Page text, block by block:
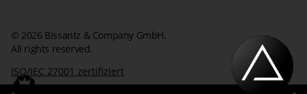
© 2026 Bissantz & Company GmbH.
All rights reserved.
ISO/IEC 27001 zertifiziert